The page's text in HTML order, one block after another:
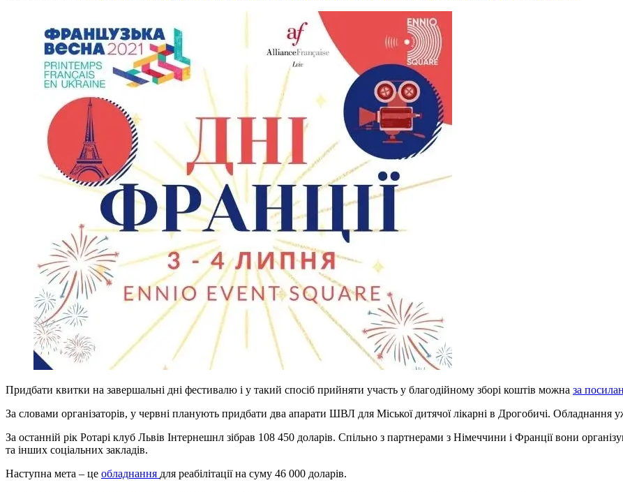
Придбати квитки на завершальні дні фестивалю і у такий спосіб прийняти участь у благодійному зборі коштів можна за
За словами організаторів, у червні планують придбати два апарати ШВЛ для Міської дитячої лікарні в Дрогобичі. Обладнання
За останній рік Ротарі клуб Львів Інтернешнл зібрав 108 450 доларів. Спільно з партнерами з Німеччини і Франції вони
та інших соціальних закладів.
Наступна мета – це обладнання для реабілітації на суму 46 000 доларів.